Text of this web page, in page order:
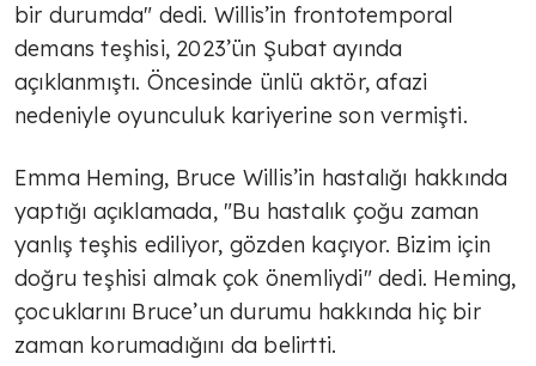
bir durumda" dedi. Willis’in frontotemporal
demans teşhisi, 2023’ün Şubat ayında
açıklanmıştı. Öncesinde ünlü aktör, afazi
nedeniyle oyunculuk kariyerine son vermişti.
Emma Heming, Bruce Willis’in hastalığı hakkında
yaptığı açıklamada, "Bu hastalık çoğu zaman
yanlış teşhis ediliyor, gözden kaçıyor. Bizim için
doğru teşhisi almak çok önemliydi" dedi. Heming,
çocuklarını Bruce’un durumu hakkında hiç bir
zaman korumadığını da belirtti.